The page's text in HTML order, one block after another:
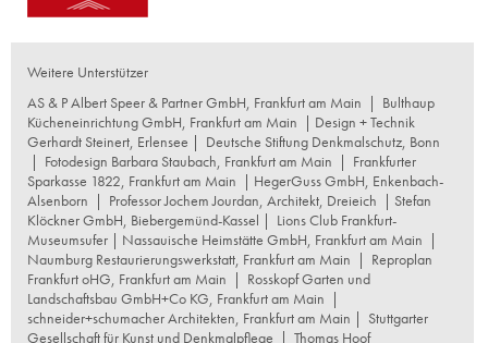
Weitere Unterstützer
AS & P Albert Speer & Partner GmbH, Frankfurt am Main | Bulthaup
Kücheneinrichtung GmbH, Frankfurt am Main | Design + Technik
Gerhardt Steinert, Erlensee | Deutsche Stiftung Denkmalschutz, Bonn
| Fotodesign Barbara Staubach, Frankfurt am Main | Frankfurter
Sparkasse 1822, Frankfurt am Main | HegerGuss GmbH, Enkenbach-
Alsenborn | Professor Jochem Jourdan, Architekt, Dreieich | Stefan
Klöckner GmbH, Biebergemünd-Kassel | Lions Club Frankfurt-
Museumsufer | Nassauische Heimstätte GmbH, Frankfurt am Main |
Naumburg Restaurierungswerkstatt, Frankfurt am Main | Reproplan
Frankfurt oHG, Frankfurt am Main | Rosskopf Garten und
Landschaftsbau GmbH+Co KG, Frankfurt am Main |
schneider+schumacher Architekten, Frankfurt am Main | Stuttgarter
Gesellschaft für Kunst und Denkmalpflege | Thomas Hoof